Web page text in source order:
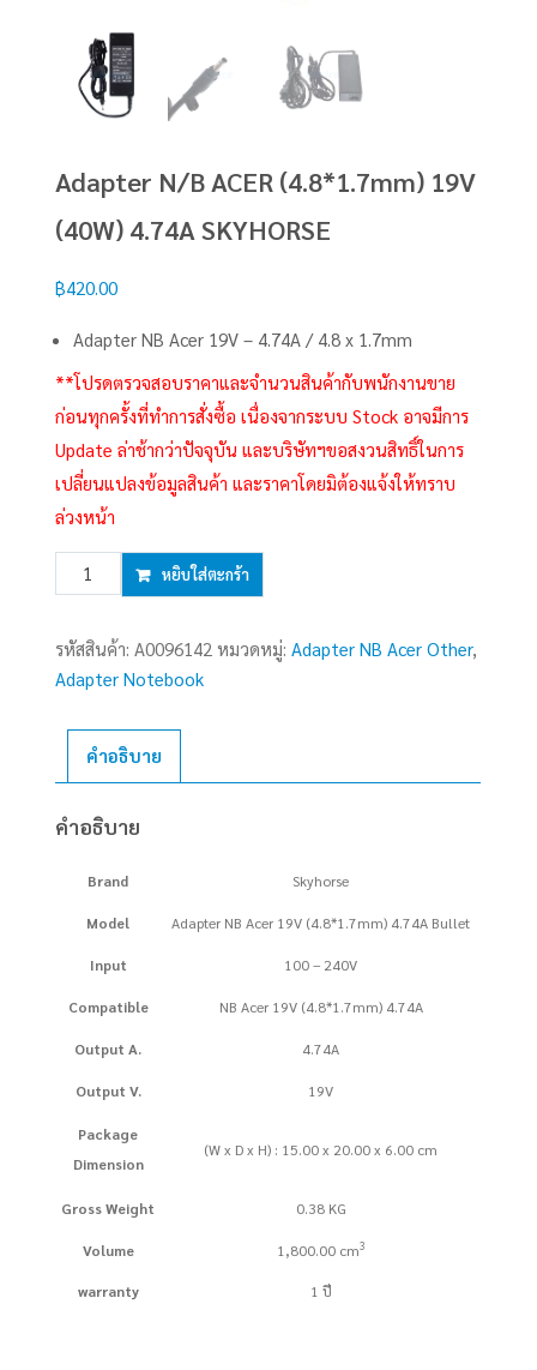
Adapter N/B ACER (4.8*1.7mm) 19V
(40W) 4.74A SKYHORSE
฿420.00
Adapter NB Acer 19V – 4.74A / 4.8 x 1.7mm
**โปรดตรวจสอบราคาและจำนวนสินค้ากับพนักงานขาย
ก่อนทุกครั้งที่ทำการสั่งซื้อ เนื่องจากระบบ Stock อาจมีการ
Update ล่าช้ากว่าปัจจุบัน และบริษัทฯขอสงวนสิทธิ์ในการ
เปลี่ยนแปลงข้อมูลสินค้า และราคาโดยมิต้องแจ้งให้ทราบ
ล่วงหน้า
จำนวน
Adapter
ACER
(4.8*1.7mm)
(40W)
ชิ้น
หยิบใส่ตะกร้า
รหัสสินค้า: A0096142 หมวดหมู่: Adapter NB Acer Other,
Adapter Notebook
คำอธิบาย
คำอธิบาย
Brand Skyhorse
Model Adapter NB Acer 19V (4.8*1.7mm) 4.74A Bullet
Input 100 – 240V
Compatible NB Acer 19V (4.8*1.7mm) 4.74A
Output A. 4.74A
Output V. 19V
Package
Dimension
(W x D x H) : 15.00 x 20.00 x 6.00 cm
Gross Weight 0.38 KG
Volume 1,800.00 cm3
warranty 1 ปี